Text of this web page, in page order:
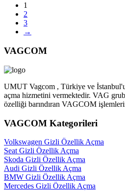
1
2
3
→
VAGCOM
UMUT Vagcom , Türkiye ve
açma hizmetini vermektedir. VAG
özelliği barındıran VAGCOM
VAGCOM Kategorileri
Volkswagen Gizli Özellik Açma
Seat Gizli Özellik Açma
Skoda Gizli Özellik Açma
Audi Gizli Özellik Açma
BMW Gizli Özellik Açma
Mercedes Gizli Özellik Açma